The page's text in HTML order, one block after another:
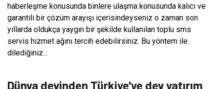
haberleşme konusunda binlere ulaşma konusunda kalıcı ve
garantili bir çözüm arayışı içerisindeyseniz o zaman son
yıllarda oldukça yaygın bir şekilde kullanılan toplu sms
servis hizmet ağını tercih edebilirsiniz. Bu yöntem ile
dilediğiniz...
AKILLI TELEFON
Dünya devinden Türkiye'ye dev yatırım